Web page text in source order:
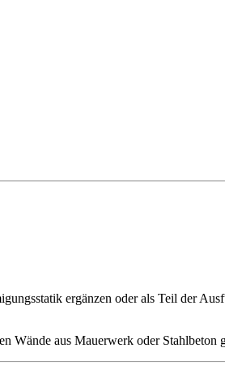
ergänzen oder als Teil der
Wände aus Mauerwerk oder Stahlbeton